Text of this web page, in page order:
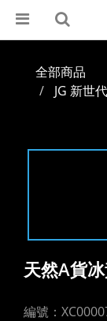
全部商品
JG 新世
天然A貨
編號：